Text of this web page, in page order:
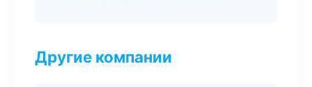
Другие компании